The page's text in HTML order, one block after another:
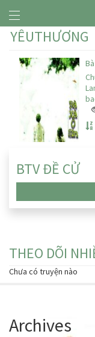
YÊUTHƯƠNG
BTV ĐỀ CỬ
THEO DÕI
Chưa có truyện nào
Archives